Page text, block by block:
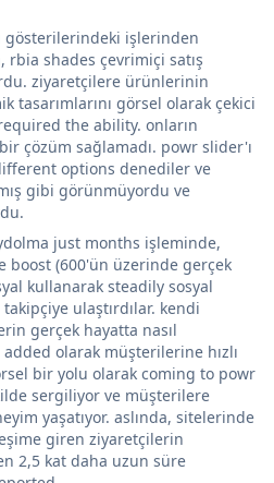
gösterilerindeki işlerinden
shades çevrimiçi satış
ziyaretçilere ürünlerinin
tasarımlarını görsel olarak çekici
the ability. onların
çözüm sağlamadı. powr slider'ı
options denediler ve
gibi görünmüyordu ve
just months işleminde,
boost (600'ün üzerinde gerçek
kullanarak steadily sosyal
ulaştırdılar. kendi
gerçek hayatta nasıl
olarak müşterilerine hızlı
bir yolu olarak coming to powr
sergiliyor ve müşterilere
yaşatıyor. aslında, sitelerinde
giren ziyaretçilerin
2,5 kat daha uzun süre